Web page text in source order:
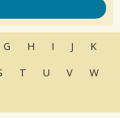
G H I J
K
T U V
W